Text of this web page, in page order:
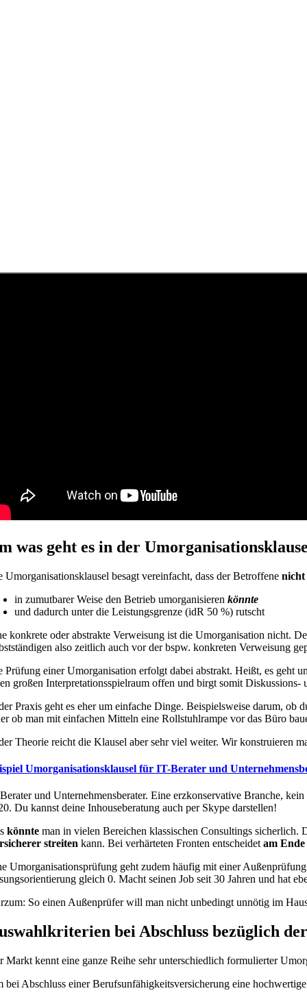
was geht es in der
Umorganisationsklausel besagt vereinfacht, dass der Betroffenenicht
in zumutbarer Weise den Betrieb umorganisierenkönnte
und dadurch unter die Leistungsgrenze (idR 50 %) rutscht
konkrete oder abstrakte Verweisung ist die Umorganisation nicht.
also zeitlich auch vor der bspw. konkreten Verweisung
Prüfung einer Umorganisation erfolgt dabei abstrakt. Heißt, es geht
großen Interpretationsspielraum offen und birgt somit
Praxis geht es eher um einfache Dinge. Beispielsweise darum,
ob man mit einfachen Mitteln eine Rollstuhlrampe vor das Büro
Theorie reicht die Klausel aber sehr viel weiter. Wir konstruieren
Umorganisationsklausel für IT-Berater und
und Unternehmensberater. Eine erzkonservative Branche,
Du kannst deine Inhouseberatung auch per Skype darstellen!
könnte man in vielen Bereichen klassischen Consultings sicherlich.
streiten kann. Bei verhärteten Fronten entscheidetam
Umorganisationsprüfung geht zudem häufig mit einer
gleich 0. Macht seinen Job seit 30 Jahren und hat
So einen Außenprüfer will man nicht unbedingt unnötig im
bei Abschluss bezüglich
Markt kennt eine ganze Reihe sehr unterschiedlich formulierter
bei Abschluss einer Berufsunfähigkeitsversicherung eine